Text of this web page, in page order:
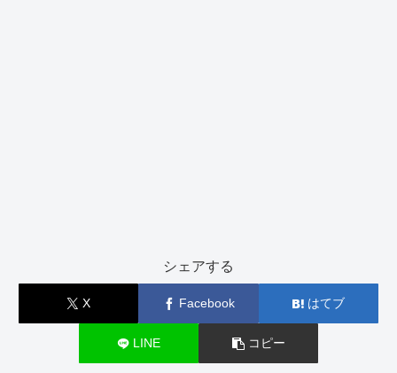
シェアする
X Facebook はてブ
LINE コピー